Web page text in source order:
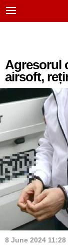
Agresorul
airsoft,
8 June 2024 11:28